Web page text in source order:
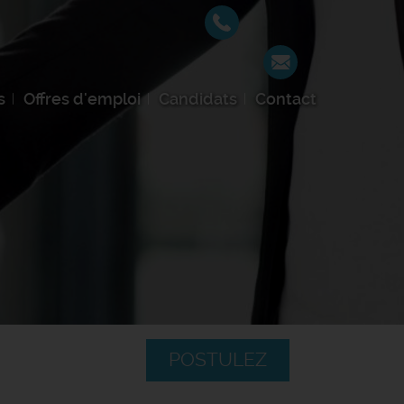
Offres d'emploi Candidats Contact
POSTULEZ